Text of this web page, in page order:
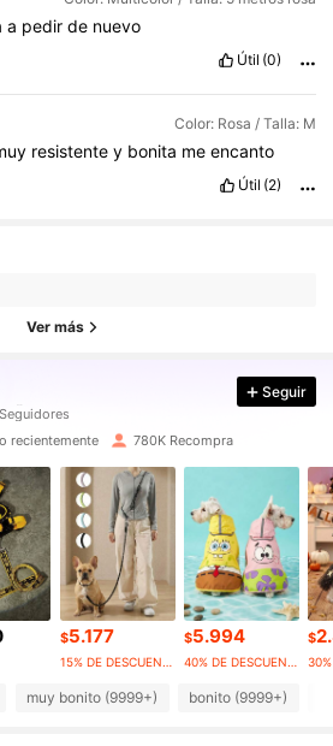
a pedirde nuevo
Útil (0)
Color: Rosa / Talla: M
resistente y bonita me encanto
Útil (2)
Ver más
Seguidores
Seguir
recientemente 780K Recompra
$5.177
15% DE DESCUENTO
$5.994
40% DE DESCUENTO
$
muy bonito (9999+) bonito (9999+)